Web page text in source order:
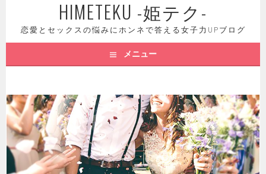
ツ
ス
キ
ッ
プ
HIMETEKU -姫テク-
恋愛とセックスの悩みにホンネで答える女子力UPブログ
メニュー